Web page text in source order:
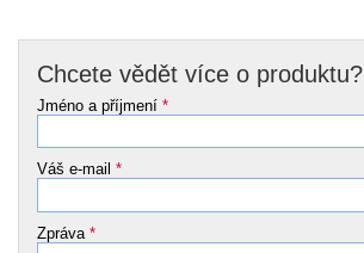
Chcete vědět více o produktu?
Jméno a příjmení *
Váš e-mail *
Zpráva *